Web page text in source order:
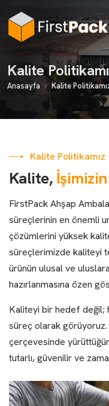
Kalite
Anasayfa › Kalite
Kalite Politikamız
Kalite,
FirstPack Ahşap
süreçlerinin en önemli
çözümlerini yüksek
süreçlerimizde kaliteyi
ürünün ulusal ve
hazırlanmasına özen
Kaliteyi bir hedef değil;
süreç olarak
çerçevesinde
tutarlı, güvenilir ve